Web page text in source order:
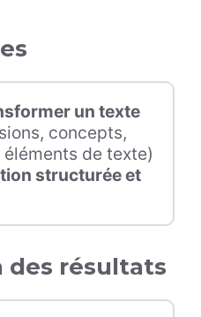
un texte
concepts,
de texte)
structurée et
résultats